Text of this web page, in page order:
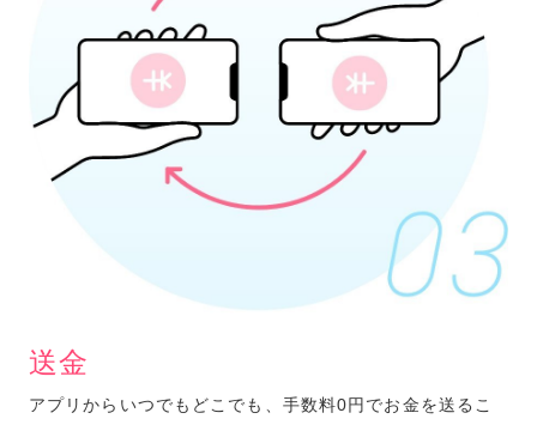
送金
アプリからいつでもどこでも、手数料0円でお金を送るこ